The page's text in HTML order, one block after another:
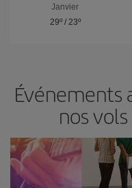
Janvier
29º/ 23º
Événements
nos